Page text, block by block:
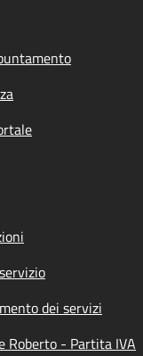
dei servizi
Roberto - Partita IVA